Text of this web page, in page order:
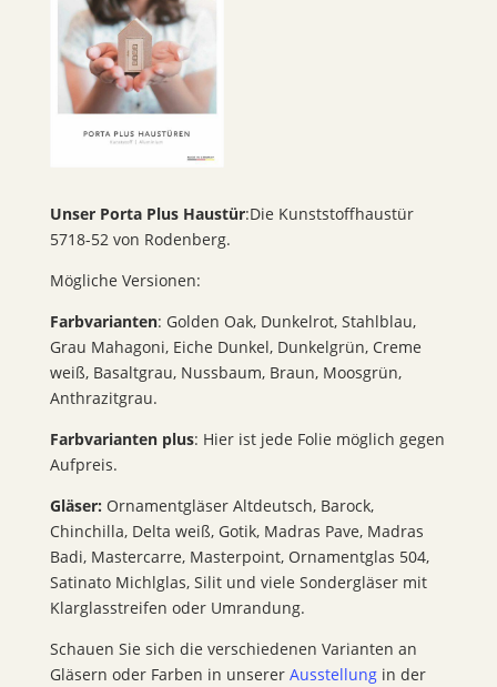
Unser Porta Plus Haustür:Die Kunststoffhaustür
5718-52 von Rodenberg.
Mögliche Versionen:
Farbvarianten: Golden Oak, Dunkelrot, Stahlblau,
Grau Mahagoni, Eiche Dunkel, Dunkelgrün, Creme
weiß, Basaltgrau, Nussbaum, Braun, Moosgrün,
Anthrazitgrau.
Farbvarianten plus: Hier ist jede Folie möglich gegen
Aufpreis.
Gläser: Ornamentgläser Altdeutsch, Barock,
Chinchilla, Delta weiß, Gotik, Madras Pave, Madras
Badi, Mastercarre, Masterpoint, Ornamentglas 504,
Satinato Michlglas, Silit und viele Sondergläser mit
Klarglasstreifen oder Umrandung.
Schauen Sie sich die verschiedenen Varianten an
Gläsern oder Farben in unserer Ausstellungin der